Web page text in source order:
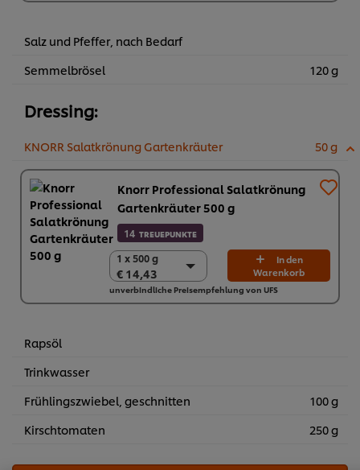
Salz und Pfeffer, nach Bedarf
Semmelbrösel
120 g
Dressing:
KNORR Salatkrönung Gartenkräuter 50 g
Knorr Professional Salatkrönung
Gartenkräuter 500 g
14 TREUEPUNKTE
1 x 500 g
€ 14,43
1 x 500 g
€ 14,43
6 x 500 g
In den
Warenkorb
unverbindliche Preisempfehlung von UFS
Rapsöl
Trinkwasser
Frühlingszwiebel, geschnitten
100 g
Kirschtomaten
250 g
Cookies auf dieser Webseite